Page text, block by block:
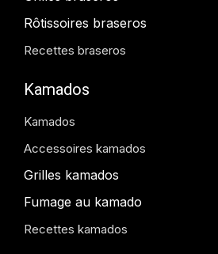
Rôtissoires braseros
Recettes braseros
Kamados
Kamados
Accessoires kamados
Grilles kamados
Fumage au kamado
Recettes kamados